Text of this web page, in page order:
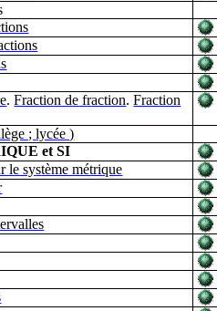
.Fraction de fraction.Fraction
;lycée )
et SI
le système métrique